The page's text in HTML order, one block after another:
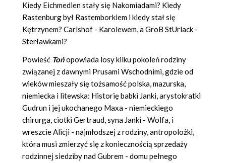
Kiedy Eichmedien stały się Nakomiadami? Kiedy
Rastenburg był Rastemborkiem i kiedy stał się
Kętrzynem? Carlshof - Karolewem, a GroB StUrlack -
Sterławkami?
Powieść Tońopowiada losy kilku pokoleń rodziny
związanej z dawnymi Prusami Wschodnimi, gdzie od
wieków mieszały się tożsamość polska, mazurska,
niemiecka i litewska: Historię babki Janki, arystokratki
Gudrun i jej ukochanego Maxa - niemieckiego
chirurga, ciotki Gertraud, syna Janki - Wolfa, i
wreszcie Alicji - najmłodszej z rodziny, antropolożki,
która musi zmierzyć się z koniecznością sprzedaży
rodzinnej siedziby nad Gubrem - domu pełnego